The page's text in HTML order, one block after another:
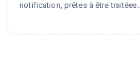
notification, prêtes à être traitées.